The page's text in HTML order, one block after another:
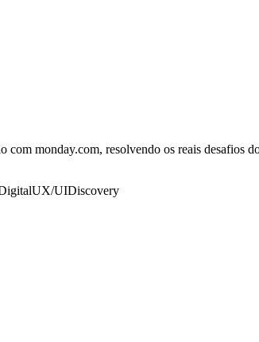
monday.com, resolvendo os reais desafios
UX/UIDiscovery